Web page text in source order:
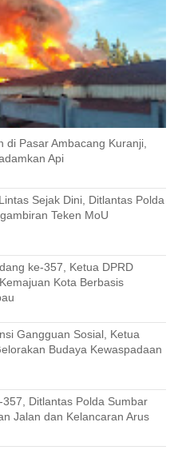
di Pasar Ambacang Kuranji,
Api
Sejak Dini, Ditlantas Polda
Teken MoU
ke-357, Ketua DPRD
Kota Berbasis
Gangguan Sosial, Ketua
Budaya Kewaspadaan
Ditlantas Polda Sumbar
Jalan dan Kelancaran Arus